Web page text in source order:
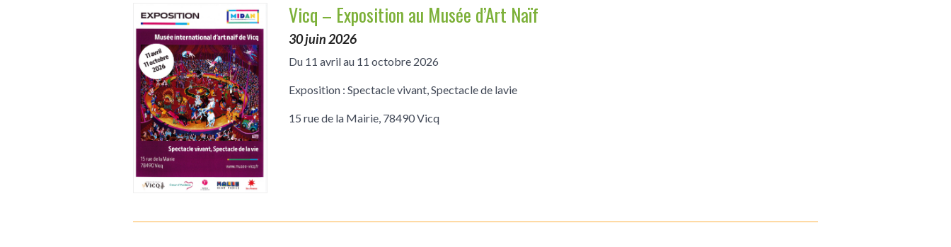
Vicq – Exposition au Musée d’Art Naïf
30 juin 2026
Du 11 avril au 11 octobre 2026
Exposition : Spectacle vivant, Spectacle de lavie
15 rue de la Mairie, 78490 Vicq